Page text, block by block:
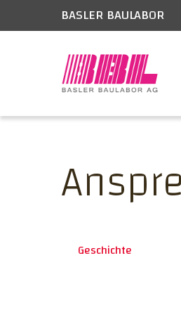
BASLER BAULABOR
Geschichte